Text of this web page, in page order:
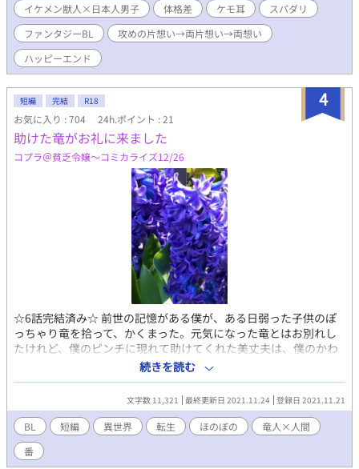
た。そのため上記ページに飛んだら年齢確認の表記が出るかもし
れませんが、18歳以上の項目をポチッと選ぶだけなのでご安心く
ださい。 ★読み放題サービスの「Kindle Unlimited（キンドル
アンリミテッド）」に加入しますと、いずれも無料で読めます。
でも購入してもらえたら、嬉しい！ ★下巻には、書き下ろし「番
外編1～城下町ショッピングデート～」を加え、更に番外編2のユ
ート編ヴァル編ともに大幅加筆しています。 アルファポリスで
本編を読書済みの方も、キンドル版をお楽しみいただけましたら
幸いです。 ーーーーーーーーーーーーーーーーーーーーーーーー
ー ＜甘々溺愛18禁BLファンタジー＞ ＜スパダリ狼領主×転生日
本人の異種間恋愛もの＞ 仕事から疲れ切って帰宅し、寝ていたは
ずが……起きたら何故か、俺in異世界。 はあ？ どういうこと、
これ？ 周りみんな、RPG世界かっていうぐらい、亜人種ばかり。
え、人間、絶滅したって？ えええええ、待て、ニンゲン復活研
究所で作られた俺って、売り物なわけ?! しかも、性奴隷?! マジ
かよ、嫌だ、やめてくれ!! 嘘だろ、「ニンゲン喰らいの好色卿」
と大評判の変態狼男が、俺を気に入って買う予定だって?! そい
つは絶倫淫乱男で、ニンゲンを買っては散々弄び、最終的にむし
ゃむしゃ食べ…………。 誰かぁっ、助けてくれぇーーーーー!!!!
※メインストーリーは主人公（受）の一人称で話が進行します
が、各章の合間に王牙卿（攻）視点の三人称によるエピソードが
挿入されます。 やたらとおしゃべりな「受け」の独り言と、見た
目強面狼・中身一途なわんこによる「攻め」のデレを、双方お楽
しみいただける、一粒で二度美味しい構成となっております！
ぜひご賞味ください！ ※本作品は18禁ボーイズラブです。お子様
イケメン獣人×日本人男子
体格差 ケモ耳
スパダリ
ファンタジーBL
攻めの片想い→両片想い→両想い
ハッピーエンド
4
短編 完結 R18
お気に入り : 704 24h.ポイント : 21
助けた竜がお礼に来ました
コプラ＠貧乏令嬢〜コミカライズ12/26
☆6話完結済み☆ 前世の記憶がある僕が、ある日弱った子供のぽ
っちゃり竜を拾って、かくまった。元気になった竜とはお別れし
たけれど、僕のピンチに現れて助けてくれた美丈夫は、僕のかわ
いい竜さんだって言い張るんだ。それで僕を番だって言うんだけ
ど、番ってあのつがい？マッチョな世界で野郎たちに狙われて男
が苦手な無自覚美人と希少種の竜人との異種間恋愛。 ＃ほのぼ
のしてる話のはず ☆BLランキング、ホットランキング入り本当
に嬉しいです♡読者の皆さんがこの作品で楽しんで頂けたのかな
ととても励みになりました♪
続きを読む
文字数 11,321 最終更新日 2021.11.24 登録日 2021.11.21
BL 短編 異世界 転生 ほのぼの
竜人×人間
番